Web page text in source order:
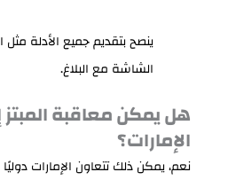
ينصح بتقديم جميع الأدلة مثل
الشاشة مع البلاغ.
هل يمكن معاقبة المبتز
الإمارات؟
نعم، يمكن ذلك تتعاون الإمارات دوليًا